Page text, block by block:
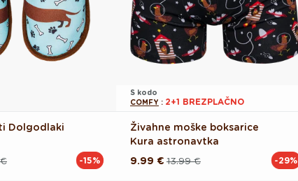
Dolgodlaki
-15%
S kodo
COMFY : 2+1 BREZPLAČNO
Živahne moške boksarice
Kura astronavtka
Redna 13.99 €
Akcijska
9.99 € -29%